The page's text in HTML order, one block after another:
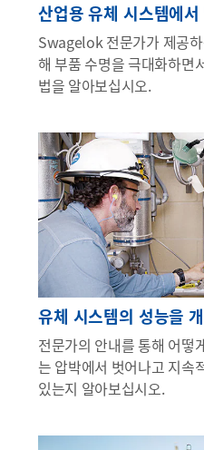
산업용 유체 시스템에
Swagelok 전문가가 제공
해 부품 수명을 극대화하면
법을 알아보십시오.
유체 시스템의 성능을
전문가의 안내를 통해 어떻
는 압박에서 벗어나고 지속
있는지 알아보십시오.